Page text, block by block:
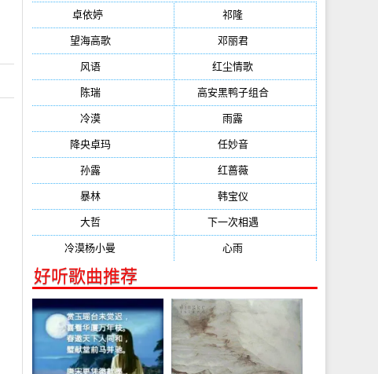
卓依婷(1378) 祁隆
望海高歌(601) 邓丽君(555)
风语(543) 红尘情歌
陈瑞(459) 高安黑鸭子组合(388)
冷漠(355) 雨露
降央卓玛(347) 任妙音(321)
孙露(321) 红蔷薇(311)
暴林(304) 韩宝仪
大哲(247) 下一次相遇
冷漠杨小曼 心雨
好听歌曲推荐